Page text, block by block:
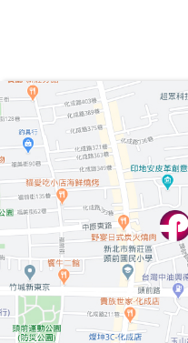
榮獲 台積電新建廠2023
台積電新建廠2023年度品質
獎】
2023年符合機械設備器
PREFCO 電動/排煙閘門專用
署」機械設備器具安全，符合
榮獲 台積電18廠建廠英
榮獲 台積電18廠建廠英雄2座